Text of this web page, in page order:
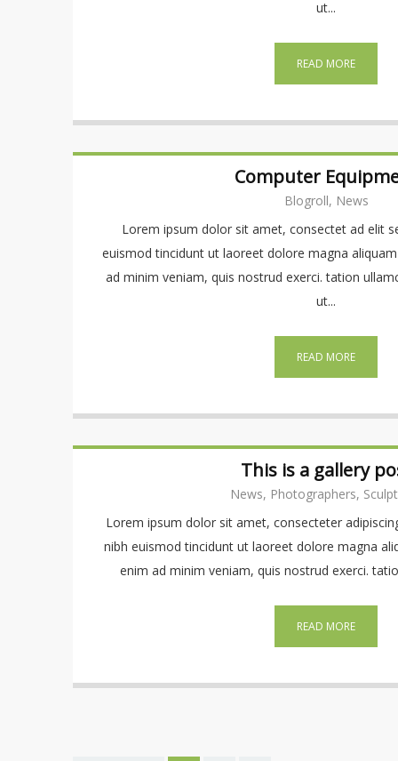
ut...
READ MORE
Computer
Blogroll, News
Lorem ipsum dolor sit amet, consectet ad elit
euismod tincidunt ut laoreet dolore magna
ad minim veniam, quis nostrud exerci. tation
ut...
READ MORE
This is a gallery
News, Photographers,
Lorem ipsum dolor sit amet, consecteter
nibh euismod tincidunt ut laoreet dolore magna
enim ad minim veniam, quis nostrud exerci.
READ MORE